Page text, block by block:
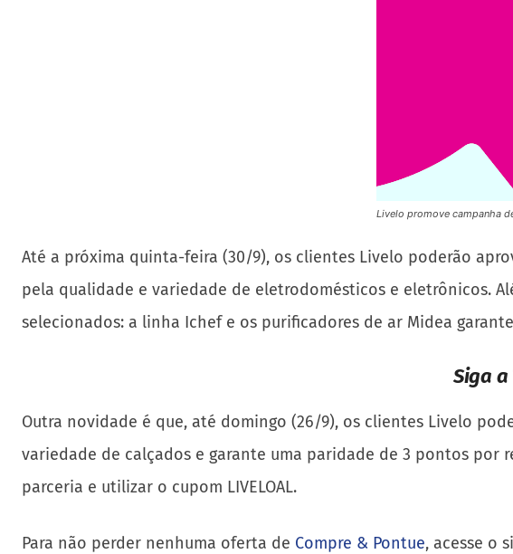
Livelo promove campanha
Até a próxima quinta-feira (30/9), os clientes Livelo poderão
pela qualidade e variedade de eletrodomésticos e eletrônicos.
selecionados: a linha Ichef e os purificadores de ar Midea
Siga a
Outra novidade é que, até domingo (26/9), os clientes Livelo
variedade de calçados e garante uma paridade de 3 pontos por
parceria e utilizar o cupom LIVELOAL.
Para não perder nenhuma oferta de Compre & Pontue, acesse o